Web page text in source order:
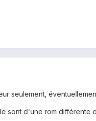
seulement,
sont d'une rom différente